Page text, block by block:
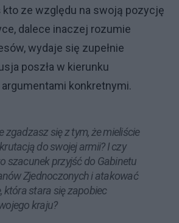
kto ze względu na swoją pozycję
dalece inaczej rozumie
wydaje się zupełnie
poszła w kierunku
argumentami konkretnymi.
zgadzasz się z tym, że mieliście
do swojej armii? I czy
szacunek przyjść do Gabinetu
Zjednoczonych i atakować
która stara się zapobiec
kraju?